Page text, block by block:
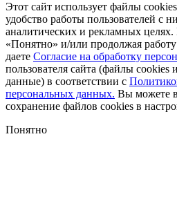
Этот сайт использует файлы
удобство работы пользователей с
аналитических и рекламных
«Понятно» и/или продолжая
даете Согласие на обработку
пользователя сайта (файлы cookies
данные) в соответствии с
персональных данных. Вы можете
сохранение файлов cookies в
Понятно